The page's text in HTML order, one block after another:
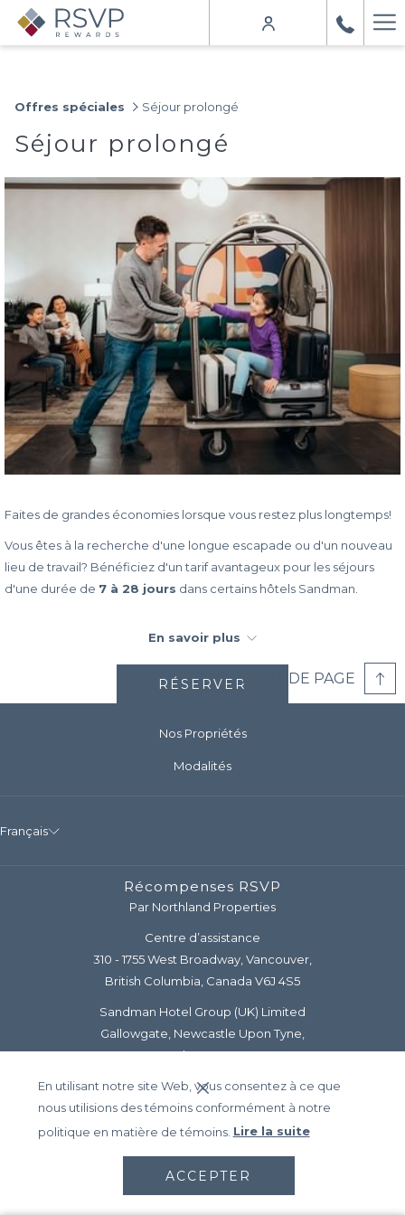
En utilisant notre site Web, vous consentez à ce que
nous utilisions des témoins conformément à notre
politique en matière de témoins. Lire la suite
ACCEPTER
Offres spéciales Séjour prolongé
Séjour prolongé
Faites de grandes économies lorsque vous restez plus longtemps!
Vous êtes à la recherche d'une longue escapade ou d'un nouveau
lieu de travail? Bénéficiez d'un tarif avantageux pour les séjours
d'une durée de 7 à 28 jours dans certains hôtels Sandman.
s'engagent à vous faire vivre une expérience hors du commun en
vous offrant un confort de premier ordre, un service et des
équipements de haute qualité, ainsi qu'une véritable hospitalité
canadienne à des tarifs exceptionnels.
Veuillez noter que les services de ménage seront assurés une fois
En savoir plus
RÉSERVERHAUT DE PAGE
Nos Propriétés
Modalités
Français
Récompenses RSVP
Par Northland Properties
Centre d’assistance
310 - 1755 West Broadway, Vancouver,
British Columbia, Canada V6J 4S5
Sandman Hotel Group (UK) Limited
Gallowgate, Newcastle Upon Tyne,
Tyne and Wear, NE1 4SD
Téléphone (CA et É.-U.) :1-800-726-3626
Courriel :support@rsvprewards.com
© Récompenses RSVP |Northland
Properties Company|Politique de confidentialité